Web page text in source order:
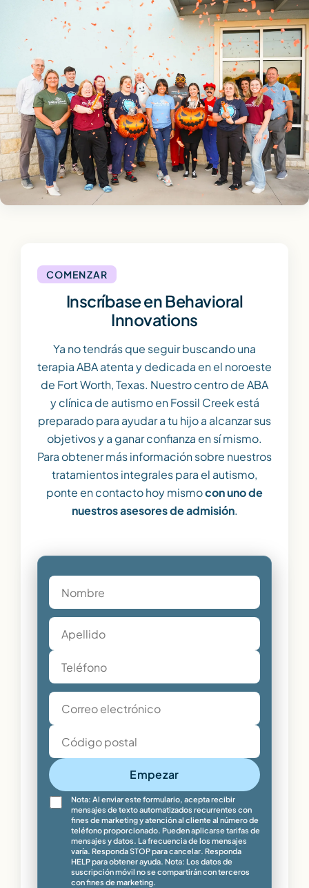
COMENZAR
Inscríbase en Behavioral
Innovations
Ya no tendrás que seguir buscando una
terapia ABA atenta y dedicada en el noroeste
de Fort Worth, Texas. Nuestro centro de ABA
y clínica de autismo en Fossil Creek está
preparado para ayudar a tu hijo a alcanzar sus
objetivos y a ganar confianza en sí mismo.
Para obtener más información sobre nuestros
tratamientos integrales para el autismo,
ponte en contacto hoy mismocon uno de
nuestros asesores de admisión.
Empezar
Nota: Al enviar este formulario, acepta recibir
mensajes de texto automatizados recurrentes con
fines de marketing y atención al cliente al número de
teléfono proporcionado. Pueden aplicarse tarifas de
mensajes y datos. La frecuencia de los mensajes
varía. Responda STOP para cancelar. Responda
HELP para obtener ayuda. Nota: Los datos de
suscripción móvil no se compartirán con terceros
con fines de marketing.